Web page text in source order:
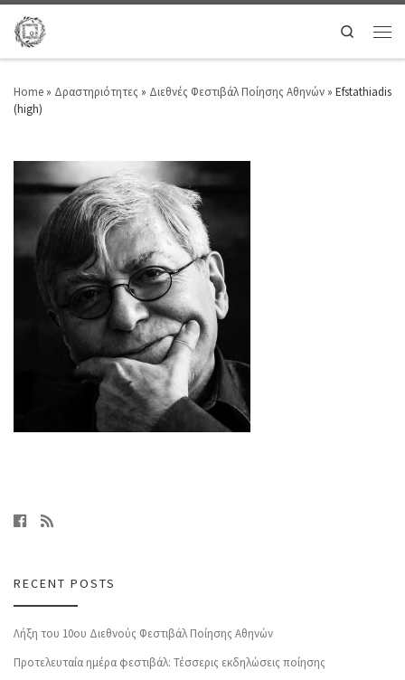
Search
Home » Δραστηριότητες » Διεθνές Φεστιβάλ Ποίησης Αθηνών » Efstathiadis
(high)
RECENT POSTS
Λήξη του 10ου Διεθνούς Φεστιβάλ Ποίησης Αθηνών
Προτελευταία ημέρα φεστιβάλ: Τέσσερις εκδηλώσεις ποίησης